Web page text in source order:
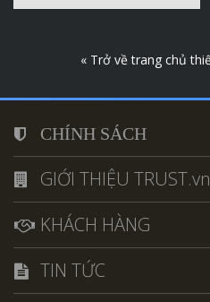
« Trở về trang chủ
CHÍNH SÁCH
GIỚI THIỆU TRUST.vn
KHÁCH HÀNG
TIN TỨC